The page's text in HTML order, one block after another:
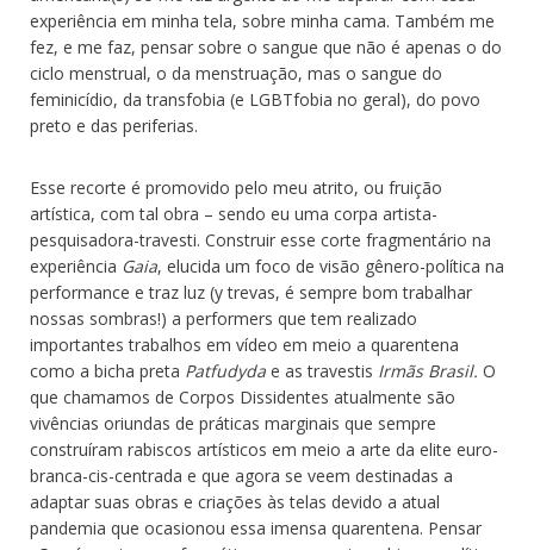
experiência em minha tela, sobre minha cama. Também me
fez, e me faz, pensar sobre o sangue que não é apenas o do
ciclo menstrual, o da menstruação, mas o sangue do
feminicídio, da transfobia (e LGBTfobia no geral), do povo
preto e das periferias.
Esse recorte é promovido pelo meu atrito, ou fruição
artística, com tal obra – sendo eu uma corpa artista-
pesquisadora-travesti. Construir esse corte fragmentário na
experiência Gaia, elucida um foco de visão gênero-política na
performance e traz luz (y trevas, é sempre bom trabalhar
nossas sombras!) a performers que tem realizado
importantes trabalhos em vídeo em meio a quarentena
como a bicha preta Patfudyda e as travestis Irmãs Brasil. O
que chamamos de Corpos Dissidentes atualmente são
vivências oriundas de práticas marginais que sempre
construíram rabiscos artísticos em meio a arte da elite euro-
branca-cis-centrada e que agora se veem destinadas a
adaptar suas obras e criações às telas devido a atual
pandemia que ocasionou essa imensa quarentena. Pensar